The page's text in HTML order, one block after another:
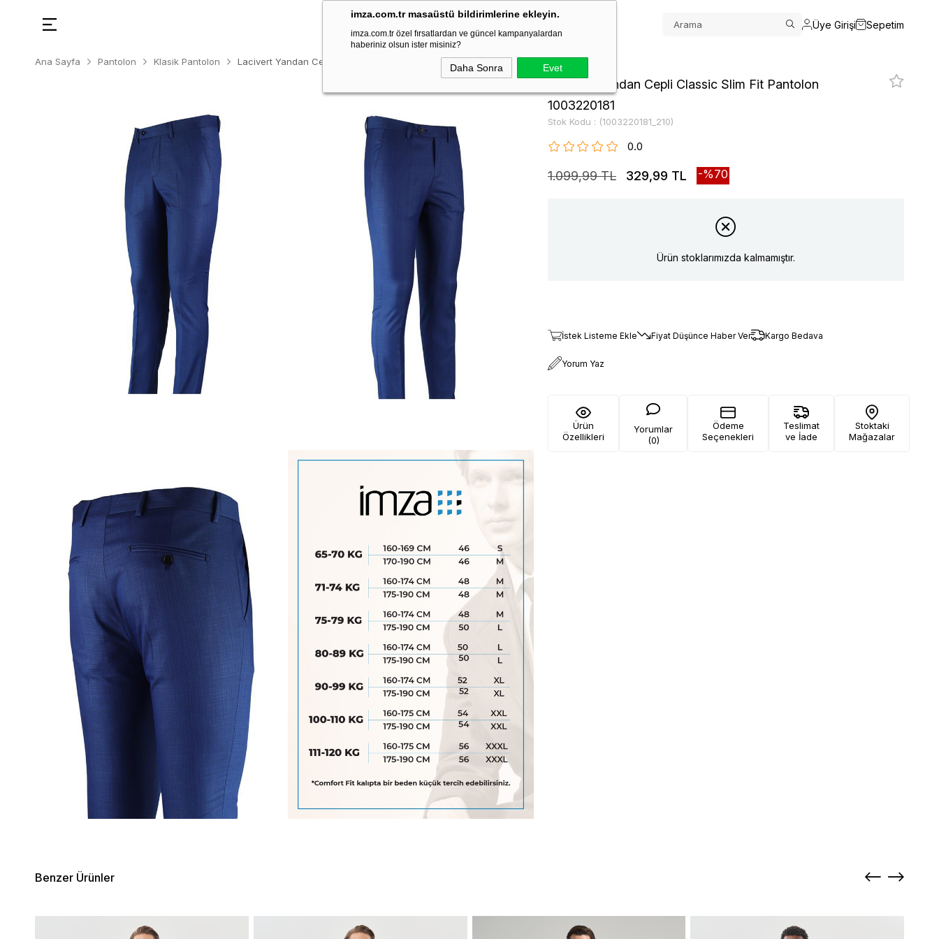
imza.com.tr masaüstü bildirimlerine ekleyin.
imza.com.tr özel fırsatlardan ve güncel kampanyalardan
haberiniz olsun ister misiniz?
Daha Sonra Evet
Üye Girişi Sepetim
Ana Sayfa Pantolon Klasik Pantolon Lacivert Yandan Cepli Classic Slim Fit Pantolon 1003220181
Lacivert Yandan Cepli Classic Slim Fit Pantolon
1003220181
Stok Kodu (1003220181_210)
0.0
1.099,99 TL 329,99 TL 70
Ürün stoklarımızda kalmamıştır.
İstek Listeme Ekle Fiyat Düşünce Haber Ver Kargo Bedava
Yorum Yaz
Ürün
Özellikleri
Yorumlar
(0)
Ödeme
Seçenekleri
Teslimat
ve İade
Stoktaki
Mağazalar
Benzer Ürünler